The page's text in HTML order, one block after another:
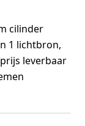
cilinder
1 lichtbron,
leverbaar